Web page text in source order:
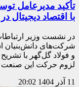
تأکید مدیرعامل
با اقتصاد دیجیتال
در نشست وزیر
شرکت‌های دانش‌بنیان
و فولاد گل‌گهر با تشریح
لزوم حرکت این صنعت
11 آذر 1404 20:02